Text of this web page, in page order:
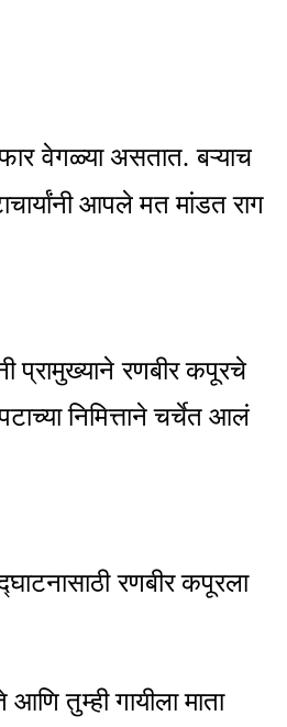
वेगळ्या असतात. बऱ्याच
आपले मत मांडत राग
प्रामुख्याने रणबीर कपूरचे
निमित्ताने चर्चेत आलं
रणबीर कपूरला
तुम्ही गायीला माता